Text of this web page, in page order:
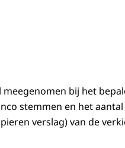
bij het
stemmen en het
verslag) van de